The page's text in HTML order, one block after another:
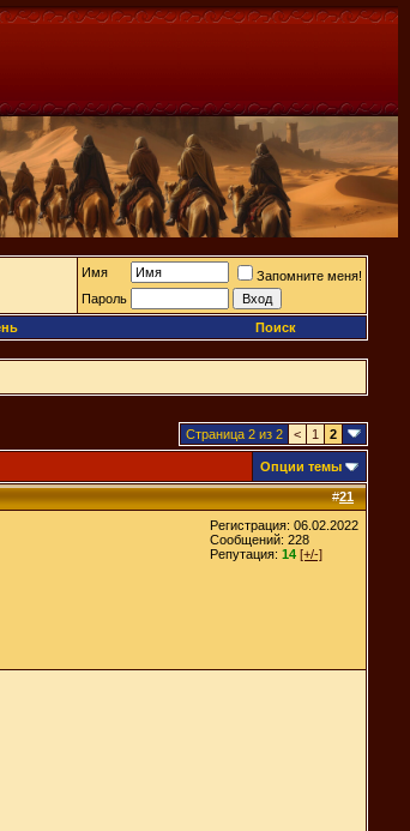
Имя
Запомните меня!
Пароль
Поиск
Страница 2 из 2 < 1 2
Опции темы
#21
Регистрация: 06.02.2022
Сообщений: 228
Репутация: 14 [+/-]